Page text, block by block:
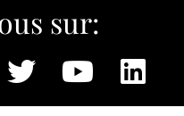
sur: